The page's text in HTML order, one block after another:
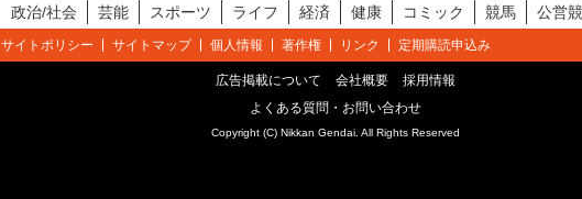
政治/社会 芸能 スポーツ ライフ 経済 健康 コミック 競馬 公営
サイトポリシー サイトマップ 個人情報 著作権 リンク 定期購読申込み
広告掲載について 会社概要
採用情報
よくある質問・お問い合わせ
Copyright (C) Nikkan Gendai. All Rights Reserved